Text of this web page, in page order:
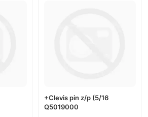
+Clevis pin z/p (5/16
Q5019000